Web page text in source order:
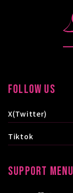
FOLLOW US
X(Twitter)
Tiktok
SUPPORT MENU